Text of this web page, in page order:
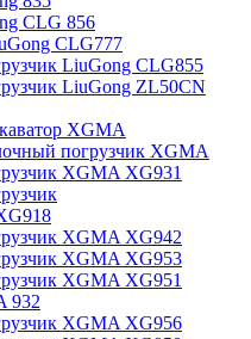
CLG 856
CLG777
LiuGong CLG855
LiuGong ZL50CN
XGMA
погрузчик XGMA
XGMA XG931
XGMA XG942
XGMA XG953
XGMA XG951
932
XGMA XG956